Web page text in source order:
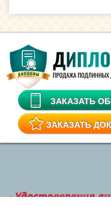
ЗАКАЗАТЬ
ЗАКАЗАТЬ